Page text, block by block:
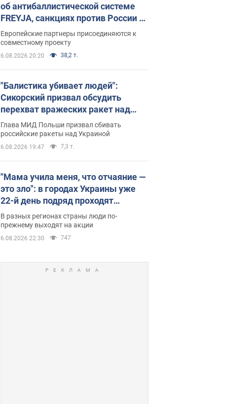
об антибаллистической системе
FREYJA, санкциях против России и
поддержке аграриев. Видео
Европейские партнеры присоединяются к
совместному проекту
6.08.2026 20:20 38,2 т.
"Балистика убивает людей":
Сикорский призвал обсудить
перехват вражеских ракет над
Украиной
Глава МИД Польши призвал сбивать
российские ракеты над Украиной
6.08.2026 19:47 7,3 т.
"Мама учила меня, что отчаяние —
это зло": в городах Украины уже
22-й день подряд проходят
массовые митинги за
возвращение Федорова. Фото и
видео
В разных регионах страны люди по-
прежнему выходят на акции
6.08.2026 22:30 747